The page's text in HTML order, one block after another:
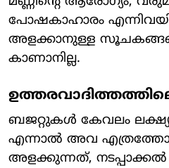
പോഷകാഹാരം
അളക്കാനുള്ള
കാണാനില്ല.
ബജറ്റുകൾ കേവലം
എന്നാൽ അവ
അളക്കുന്നത്, നടപ്പാക്കൽ